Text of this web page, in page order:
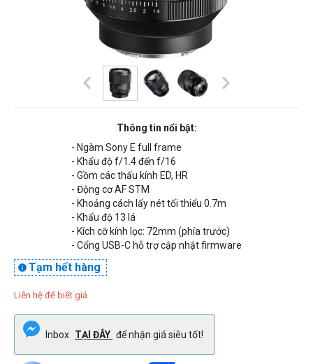
Thông tin nổi bật:
- Ngàm Sony E full frame
- Khẩu độ f/1.4 đến f/16
- Gồm các thấu kính ED, HR
- Động cơ AF STM
- Khoảng cách lấy nét tối thiểu 0.7m
- Khẩu độ 13 lá
- Kích cỡ kính lọc: 72mm (phía trước)
- Cổng USB-C hỗ trợ cập nhật firmware
Tạm hết hàng

Liên hệ để biết giá
Inbox TẠI ĐÂY để nhận giá siêu tốt!